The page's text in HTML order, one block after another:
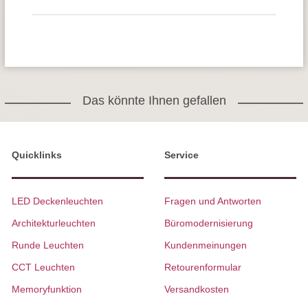
Das könnte Ihnen gefallen
Quicklinks
LED Deckenleuchten
Architekturleuchten
Runde Leuchten
CCT Leuchten
Memoryfunktion
Service
Fragen und Antworten
Büromodernisierung
Kundenmeinungen
Retourenformular
Versandkosten